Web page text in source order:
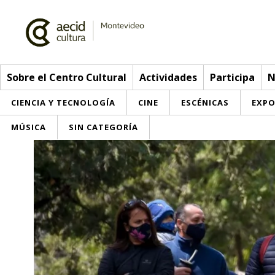
Sobre el Centro Cultural Actividades Participa
CIENCIA Y TECNOLOGÍA CINE ESCÉNICAS
MÚSICA SIN CATEGORÍA
Sobre el Centro Cultural
Red AECID
Equipo
Instalaciones
Visítanos
Actividades
> Ir a Actividades
Esta semana
Inscripciones
Participa
Envíanos tu propuesta
Buzón de sugerencias
Noticias
Convocatorias